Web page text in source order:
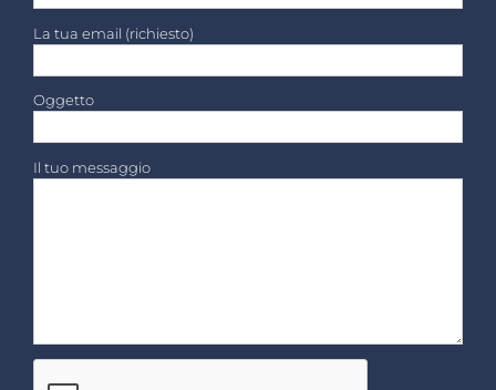
La tua email (richiesto)
Oggetto
Il tuo messaggio